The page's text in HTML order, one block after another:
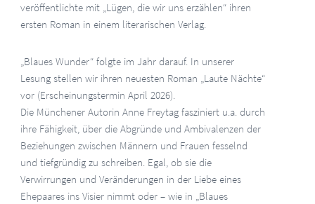
veröffentlichte mit „Lügen, die wir uns erzählen“ ihren
ersten Roman in einem literarischen Verlag.
„Blaues Wunder“ folgte im Jahr darauf. In unserer
Lesung stellen wir ihren neuesten Roman „Laute Nächte“
vor (Erscheinungstermin April 2026).
Die Münchener Autorin Anne Freytag fasziniert u.a. durch
ihre Fähigkeit, über die Abgründe und Ambivalenzen der
Beziehungen zwischen Männern und Frauen fesselnd
und tiefgründig zu schreiben. Egal, ob sie die
Verwirrungen und Veränderungen in der Liebe eines
Ehepaares ins Visier nimmt oder – wie in „Blaues